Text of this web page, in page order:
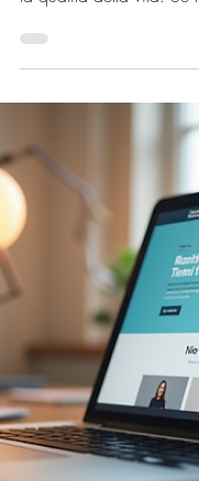
diventa persistente e
preoccupazioni
tensione che non ti
esistono soluzioni
guiderò attraverso
ansia personalizzati,
ritrovare equilibrio e